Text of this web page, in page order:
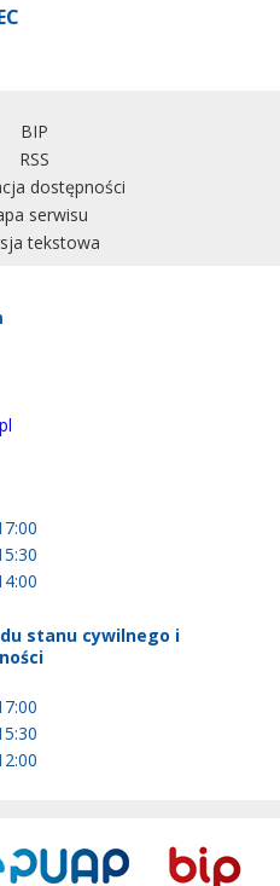
BIP
RSS
dostępności
serwisu
tekstowa
stanu cywilnego i